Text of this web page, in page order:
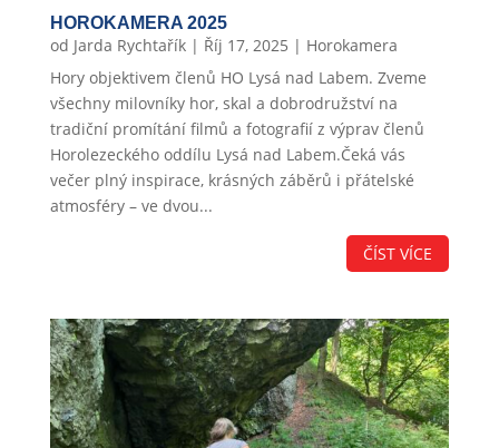
HOROKAMERA 2025
od Jarda Rychtařík| Říj 17, 2025 | Horokamera
Hory objektivem členů HO Lysá nad Labem. Zveme
všechny milovníky hor, skal a dobrodružství na
tradiční promítání filmů a fotografií z výprav členů
Horolezeckého oddílu Lysá nad Labem.Čeká vás
večer plný inspirace, krásných záběrů i přátelské
atmosféry – ve dvou...
ČÍST VÍCE